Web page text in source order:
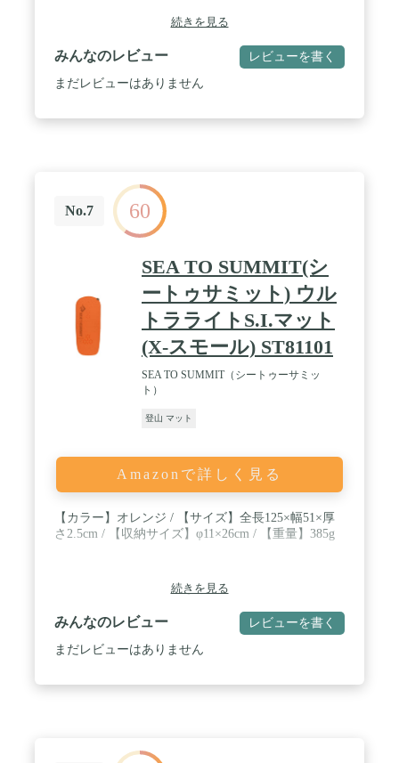
ルミ面を上にすることで気温への影響を減らし快適
な睡眠をお届けします。 / 【最高品質のアルミ加
工】保温性だけでなく、肌ざわりも重視したキャン
プマット。夏でもべたつきません / 【商品サイズ】
展開時：横幅56cm 縦183cm 厚さ2cm 収納時：横幅
続きを見る
みんなのレビュー レビューを書く
まだレビューはありません
No.7 60
SEA TO SUMMIT(シ
ートゥサミット) ウル
トラライトS.I.マット
(X-スモール) ST81101
SEA TO SUMMIT（シートゥーサミッ
ト）
登山 マット
Amazonで詳しく見る
【カラー】オレンジ / 【サイズ】全長125×幅51×厚
さ2.5cm / 【収納サイズ】φ11×26cm / 【重量】385g
続きを見る
みんなのレビュー レビューを書く
まだレビューはありません